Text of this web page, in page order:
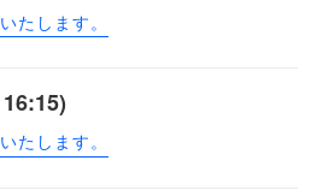
たします。
たします。